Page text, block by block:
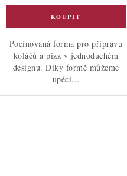
Pocínovaná forma pro přípravu
koláčů a pizz v jednoduchém
designu. Díky formě můžeme
upéci...